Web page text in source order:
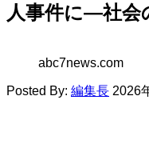
人事件に―社会
abc7news.com
Posted By: 編集長 2026